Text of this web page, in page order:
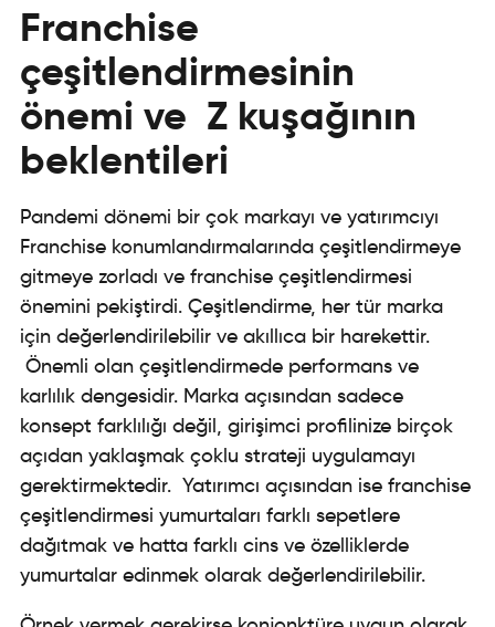
Franchise
çeşitlendirmesinin
önemi ve Z kuşağının
beklentileri
Pandemi dönemi bir çok markayı ve yatırımcıyı
Franchise konumlandırmalarında çeşitlendirmeye
gitmeye zorladı ve franchise çeşitlendirmesi
önemini pekiştirdi. Çeşitlendirme, her tür marka
için değerlendirilebilir ve akıllıca bir harekettir.
Önemli olan çeşitlendirmede performans ve
karlılık dengesidir. Marka açısından sadece
konsept farklılığı değil, girişimci profilinize birçok
açıdan yaklaşmak çoklu strateji uygulamayı
gerektirmektedir. Yatırımcı açısından ise franchise
çeşitlendirmesi yumurtaları farklı sepetlere
dağıtmak ve hatta farklı cins ve özelliklerde
yumurtalar edinmek olarak değerlendirilebilir.